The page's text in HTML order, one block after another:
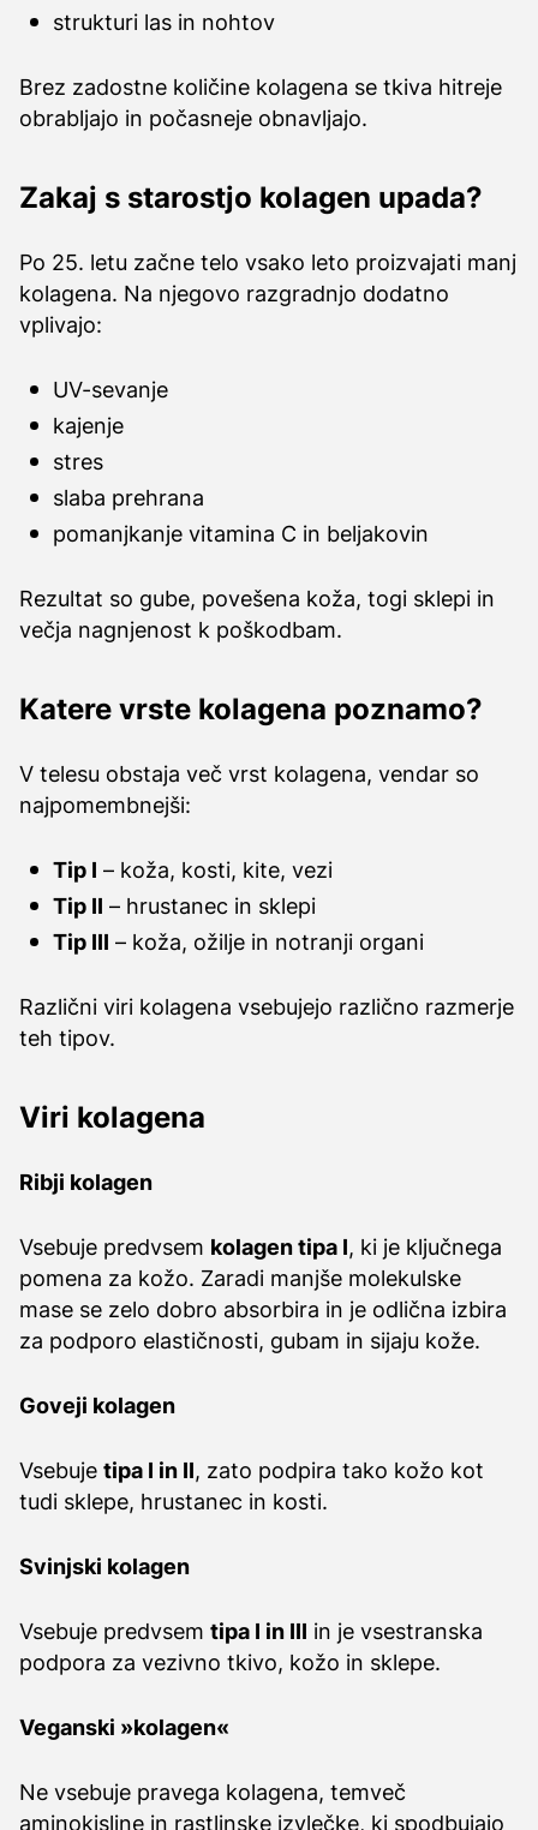
strukturi las in nohtov
Brez zadostne količine kolagena se tkiva hitreje
obrabljajo in počasneje obnavljajo.
Zakaj s starostjo kolagen upada?
Po 25. letu začne telo vsako leto proizvajati manj
kolagena. Na njegovo razgradnjo dodatno
vplivajo:
UV-sevanje
kajenje
stres
slaba prehrana
pomanjkanje vitamina C in beljakovin
Rezultat so gube, povešena koža, togi sklepi in
večja nagnjenost k poškodbam.
Katere vrste kolagena poznamo?
V telesu obstaja več vrst kolagena, vendar so
najpomembnejši:
Tip I – koža, kosti, kite, vezi
Tip II – hrustanec in sklepi
Tip III – koža, ožilje in notranji organi
Različni viri kolagena vsebujejo različno razmerje
teh tipov.
Viri kolagena
Ribji kolagen
Vsebuje predvsem kolagen tipa I, ki je ključnega
pomena za kožo. Zaradi manjše molekulske
mase se zelo dobro absorbira in je odlična izbira
za podporo elastičnosti, gubam in sijaju kože.
Goveji kolagen
Vsebuje tipa I in II, zato podpira tako kožo kot
tudi sklepe, hrustanec in kosti.
Svinjski kolagen
Vsebuje predvsem tipa I in III in je vsestranska
podpora za vezivno tkivo, kožo in sklepe.
Veganski »kolagen«
Ne vsebuje pravega kolagena, temveč
aminokisline in rastlinske izvlečke, ki spodbujajo